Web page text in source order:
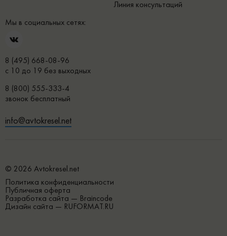
Линия консультаций
Мы в социальных сетях:
8 (495) 668-08-96
с 10 до 19 без выходных
8 (800) 555-333-4
звонок бесплатный
info@avtokresel.net
© 2026 Avtokresel.net
Политика конфиденциальности
Публичная оферта
Разработка сайта — Braincode
Дизайн сайта — RUFORMAT.RU